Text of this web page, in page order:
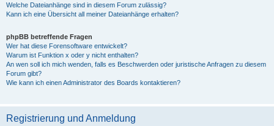
Welche Dateianhänge sind in diesem Forum zulässig?
Kann ich eine Übersicht all meiner Dateianhänge erhalten?
phpBB betreffende Fragen
Wer hat diese Forensoftware entwickelt?
Warum ist Funktion x oder y nicht enthalten?
An wen soll ich mich wenden, falls es Beschwerden oder juristische Anfragen zu diesem
Forum gibt?
Wie kann ich einen Administrator des Boards kontaktieren?
Registrierung und Anmeldung